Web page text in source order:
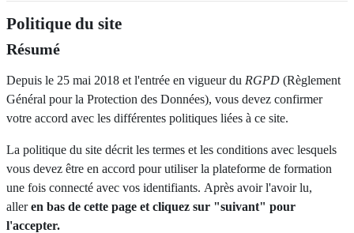
Politique du site
Résumé
Depuis le 25 mai 2018 et l'entrée en vigueur du RGPD (Règlement
Général pour la Protection des Données), vous devez confirmer
votre accord avec les différentes politiques liées à ce site.
La politique du site décrit les termes et les conditions avec lesquels
vous devez être en accord pour utiliser la plateforme de formation
une fois connecté avec vos identifiants. Après avoir l'avoir lu,
alleren bas de cette page et cliquez sur "suivant" pour
l'accepter.